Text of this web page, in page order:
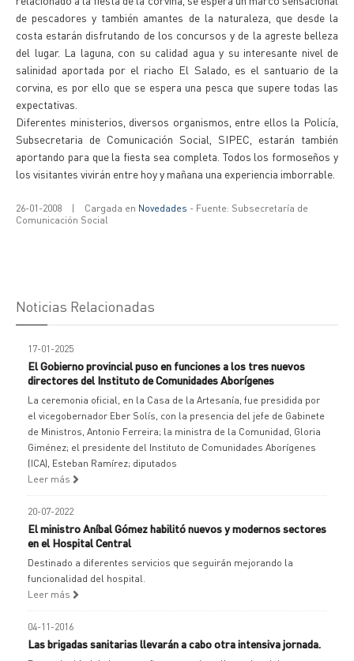
de pescadores y también amantes de la naturaleza, que desde la
costa estarán disfrutando de los concursos y de la agreste belleza
del lugar. La laguna, con su calidad agua y su interesante nivel de
salinidad aportada por el riacho El Salado, es el santuario de la
corvina, es por ello que se espera una pesca que supere todas las
expectativas.
Diferentes ministerios, diversos organismos, entre ellos la Policía,
Subsecretaria de Comunicación Social, SIPEC, estarán también
aportando para que la fiesta sea completa. Todos los formoseños y
los visitantes vivirán entre hoy y mañana una experiencia imborrable.
26-01-2008 | Cargada en Novedades - Fuente: Subsecretaría de
Comunicación Social
Noticias Relacionadas
17-01-2025
El Gobierno provincial puso en funciones a los tres nuevos
directores del Instituto de Comunidades Aborígenes
La ceremonia oficial, en la Casa de la Artesanía, fue presidida por
el vicegobernador Eber Solís, con la presencia del jefe de Gabinete
de Ministros, Antonio Ferreira; la ministra de la Comunidad, Gloria
Giménez; el presidente del Instituto de Comunidades Aborígenes
(ICA), Esteban Ramírez; diputados
Leer más
20-07-2022
El ministro Aníbal Gómez habilitó nuevos y modernos sectores
en el Hospital Central
Destinado a diferentes servicios que seguirán mejorando la
funcionalidad del hospital.
Leer más
04-11-2016
Las brigadas sanitarias llevarán a cabo otra intensiva jornada.